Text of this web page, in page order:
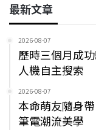
最新文章
2026-08-07
歷時三個月成
人機自主搜索
2026-08-07
本命萌友隨身
筆電潮流美學